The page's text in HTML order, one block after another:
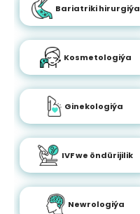
Bariatriki hirurgiýa
Kosmetologiýa
Ginekologiýa
IVF we öndürijilik
Newrologiýa